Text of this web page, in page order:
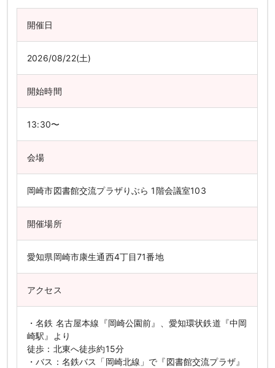
開催日
2026/08/22(土)
開始時間
13:30〜
会場
岡崎市図書館交流プラザりぶら 1階会議室103
開催場所
愛知県岡崎市康生通西4丁目71番地
アクセス
・名鉄 名古屋本線『岡崎公園前』、愛知環状鉄道『中岡
崎駅』より
徒歩：北東へ徒歩約15分
・バス：名鉄バス「岡崎北線」で『図書館交流プラザ』